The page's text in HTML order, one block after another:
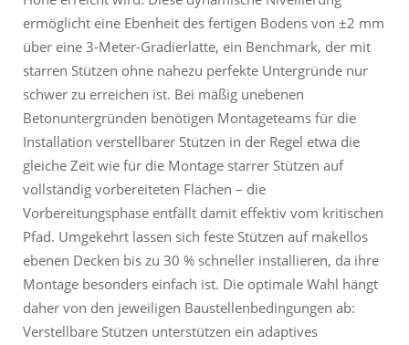
ermöglicht eine Ebenheit des fertigen Bodens von ±2 mm
über eine 3-Meter-Gradierlatte, ein Benchmark, der mit
starren Stützen ohne nahezu perfekte Untergründe nur
schwer zu erreichen ist. Bei mäßig unebenen
Betonuntergründen benötigen Montageteams für die
Installation verstellbarer Stützen in der Regel etwa die
gleiche Zeit wie für die Montage starrer Stützen auf
vollständig vorbereiteten Flächen – die
Vorbereitungsphase entfällt damit effektiv vom kritischen
Pfad. Umgekehrt lassen sich feste Stützen auf makellos
ebenen Decken bis zu 30 % schneller installieren, da ihre
Montage besonders einfach ist. Die optimale Wahl hängt
daher von den jeweiligen Baustellenbedingungen ab:
Verstellbare Stützen unterstützen ein adaptives